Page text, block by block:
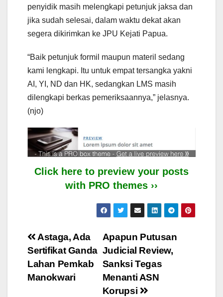
penyidik masih melengkapi petunjuk jaksa dan
jika sudah selesai, dalam waktu dekat akan
segera dikirimkan ke JPU Kejati Papua.
“Baik petunjuk formil maupun materil sedang
kami lengkapi. Itu untuk empat tersangka yakni
AI, YI, ND dan HK, sedangkan LMS masih
dilengkapi berkas pemeriksaannya,” jelasnya.
(njo)
Click here to preview your posts
with PRO themes ››
Post
navigation
Apapun Putusan
Judicial Review,
Sanksi Tegas
Menanti ASN
Korupsi
Astaga, Ada
Sertifikat Ganda
Lahan Pemkab
Manokwari